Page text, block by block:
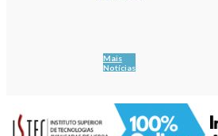
Mais
Notícias